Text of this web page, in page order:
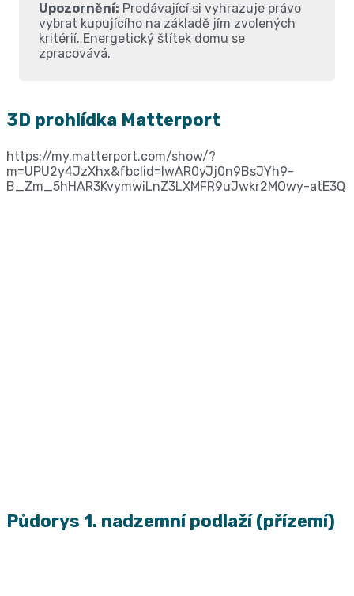
Upozornění: Prodávající si vyhrazuje právo
vybrat kupujícího na základě jím zvolených
kritérií. Energetický štítek domu se
zpracovává.
3D prohlídka Matterport
https://my.matterport.com/show/?
m=UPU2y4JzXhx&fbclid=IwAR0yJj0n9BsJYh9-
B_Zm_5hHAR3KvymwiLnZ3LXMFR9uJwkr2MOwy-atE3Q
Půdorys 1. nadzemní podlaží (přízemí)